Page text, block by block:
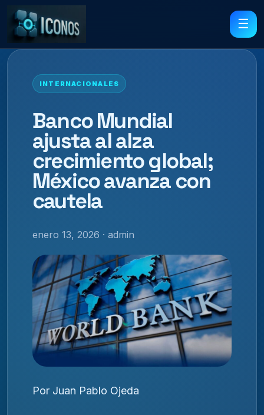
☰
INTERNACIONALES
Banco Mundial
ajusta al alza
crecimiento global;
México avanza con
cautela
enero 13, 2026 · admin
Por Juan Pablo Ojeda